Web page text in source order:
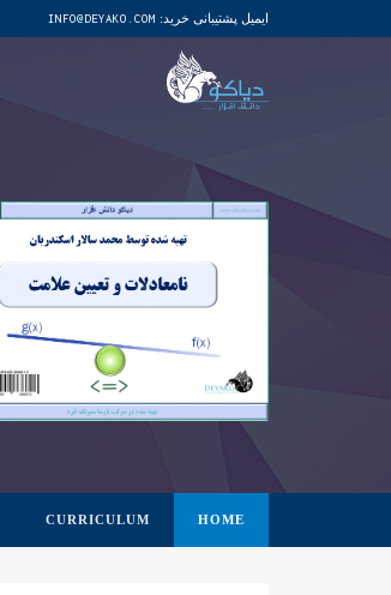
ایمیل پشتیبانی خرید: INFO@DEYAKO.COM
HOME
CURRICULUM